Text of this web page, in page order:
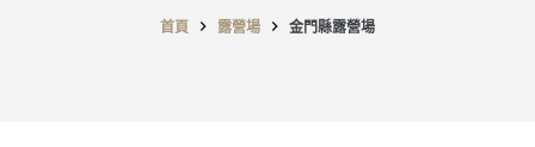
首頁 露營場 金門縣露營場